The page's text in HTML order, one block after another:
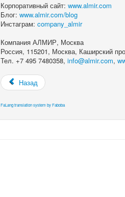
Корпоративный сайт:www.almir.com
Блог:www.almir.com/blog
Инстаграм:company_almir
Компания АЛМИР, Москва
Россия, 115201, Москва, Каширский
Тел. +7 495 7480358,info@almir.com,
Назад
FaLang translation system by Faboba